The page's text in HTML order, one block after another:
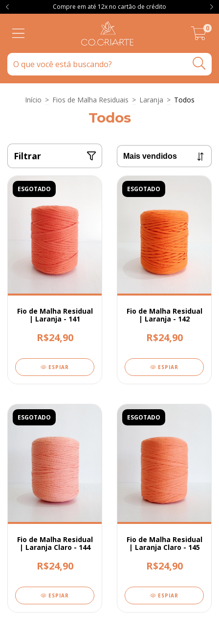
Compre em até 12x no cartão de crédito
0
Início > Fios de Malha Residuais > Laranja > Todos
Todos
Filtrar
ESGOTADO
Fio de Malha Residual
| Laranja - 141
R$24,90
ESPIAR
ESGOTADO
Fio de Malha Residual
| Laranja - 142
R$24,90
ESPIAR
ESGOTADO
Fio de Malha Residual
| Laranja Claro - 144
R$24,90
ESPIAR
ESGOTADO
Fio de Malha Residual
| Laranja Claro - 145
R$24,90
ESPIAR